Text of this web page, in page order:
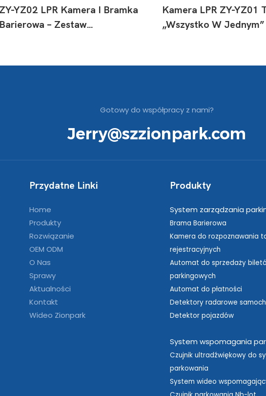
ZY-YZ02 LPR Kamera I Bramka
Barierowa – Zestaw
Kamera LPR ZY-YZ01
„wszystko W
Gotowy do współpracy z nami?
Jerry@szzionpark.com
Przydatne Linki
Home
Produkty
Rozwiązanie
OEM ODM
O Nas
Sprawy
Aktualności
Kontakt
Wideo Zionpark
Produkty
System zarządzania
Brama Barierowa
Kamera do rozpoznawania
rejestracyjnych
Automat do sprzedaży
parkingowych
Automat do płatności
Detektory radarowe
Detektor pojazdów
System wspomagania
Czujnik ultradźwiękowy do
parkowania
System wideo